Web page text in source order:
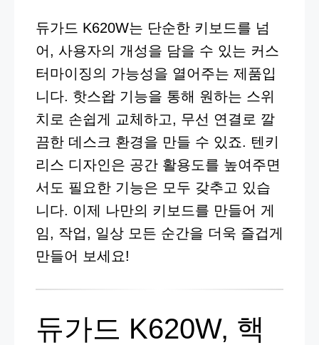
듀가드 K620W는 단순한 키보드를 넘
어, 사용자의 개성을 담을 수 있는 커스
터마이징의 가능성을 열어주는 제품입
니다. 핫스왑 기능을 통해 원하는 스위
치로 손쉽게 교체하고, 무선 연결로 깔
끔한 데스크 환경을 만들 수 있죠. 텐키
리스 디자인은 공간 활용도를 높여주면
서도 필요한 기능은 모두 갖추고 있습
니다. 이제 나만의 키보드를 만들어 게
임, 작업, 일상 모든 순간을 더욱 즐겁게
만들어 보세요!
듀가드 K620W, 핵